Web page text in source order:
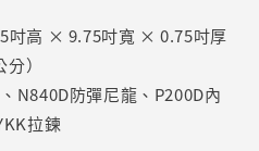
吋高 × 9.75吋寬 × 0.75吋厚
）
N840D防彈尼龍、P200D內
拉鍊